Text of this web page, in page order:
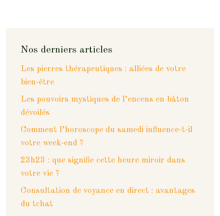
Nos derniers articles
Les pierres thérapeutiques : alliées de votre
bien-être
Les pouvoirs mystiques de l’encens en bâton
dévoilés
Comment l’horoscope du samedi influence-t-il
votre week-end ?
23h23 : que signifie cette heure miroir dans
votre vie ?
Consultation de voyance en direct : avantages
du tchat